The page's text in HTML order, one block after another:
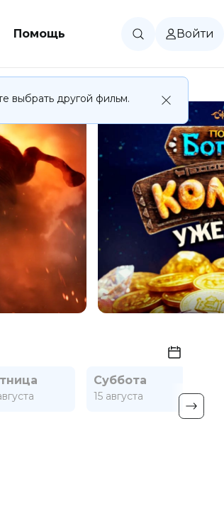
Помощь Войти
Суббота
15 августа
выбрать другой фильм.